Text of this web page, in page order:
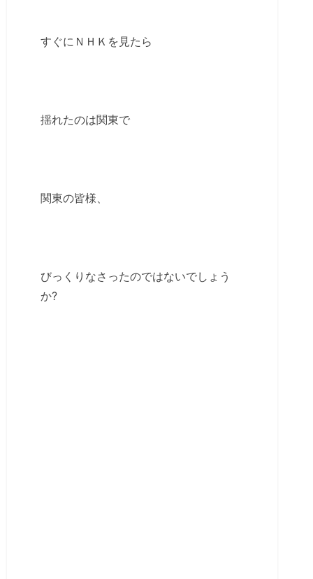
すぐにＮＨＫを見たら
揺れたのは関東で
関東の皆様、
びっくりなさったのではないでしょう
か?